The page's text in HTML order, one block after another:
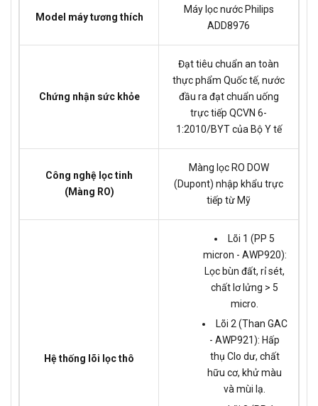
Model máy tương thích
Máy lọc nước Philips
ADD8976
Chứng nhận sức khỏe
Đạt tiêu chuẩn an toàn
thực phẩm Quốc tế, nước
đầu ra đạt chuẩn uống
trực tiếp QCVN 6-
1:2010/BYT của Bộ Y tế
Công nghệ lọc tinh
(Màng RO)
Màng lọc RO DOW
(Dupont) nhập khẩu trực
tiếp từ Mỹ
Hệ thống lõi lọc thô
Lõi 1 (PP 5
micron - AWP920):
Lọc bùn đất, rỉ sét,
chất lơ lửng > 5
micro.
Lõi 2 (Than GAC
- AWP921): Hấp
thụ Clo dư, chất
hữu cơ, khử màu
và mùi lạ.